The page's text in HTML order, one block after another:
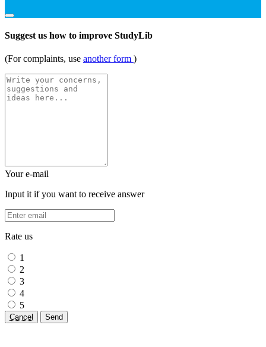
Suggest us how to improve StudyLib
(For complaints, use another form )
Your e-mail
Input it if you want to receive answer
Rate us
1
2
3
4
5
Cancel Send